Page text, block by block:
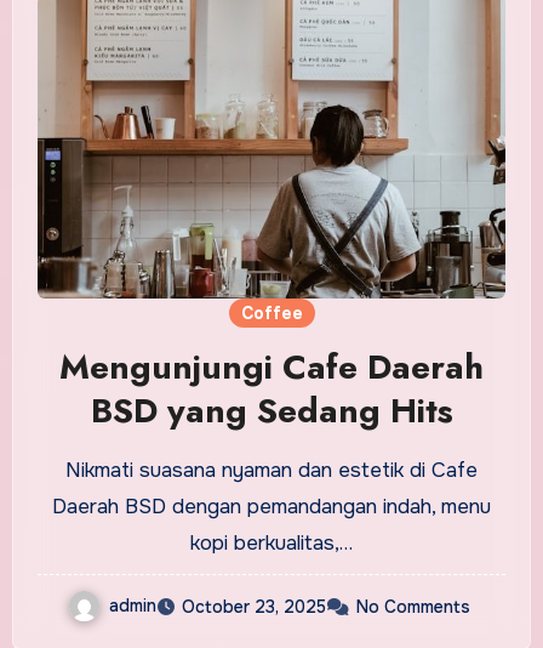
Coffee
Mengunjungi Cafe Daerah
BSD yang Sedang Hits
Nikmati suasana nyaman dan estetik di Cafe
Daerah BSD dengan pemandangan indah, menu
kopi berkualitas,…
admin October 23, 2025 No Comments